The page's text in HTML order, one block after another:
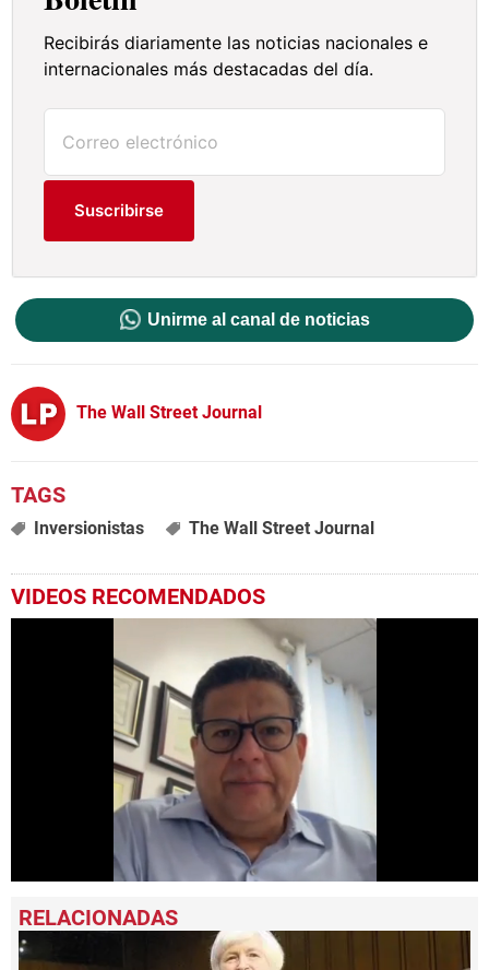
Recibirás diariamente las noticias nacionales e
internacionales más destacadas del día.
Suscribirse
Unirme al canal de noticias
The Wall Street Journal
Inversionistas The Wall Street Journal
VIDEOS RECOMENDADOS
seconds
of
4
minutes,